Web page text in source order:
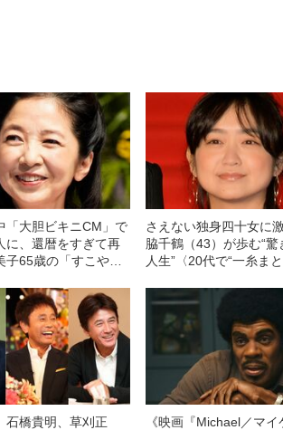
「大胆ビキニCM」で
に、還暦をすぎて再
65歳の「すこやか
さえない独身四十女に
脇千鶴（43）が歩む“驚
人生”〈20代で“一糸まと
出演へ〉
石橋貴明、草刈正
《映画『Michael／マイ